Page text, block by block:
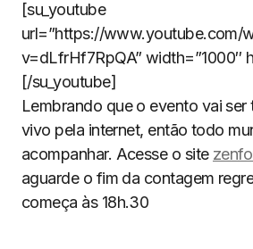
[su_youtube
url=”https://www.youtube.com/
v=dLfrHf7RpQA” width=”1000″
[/su_youtube]
Lembrando que o evento vai ser
vivo pela internet, então todo
acompanhar. Acesse o site
aguarde o fim da contagem
começa às 18h.30